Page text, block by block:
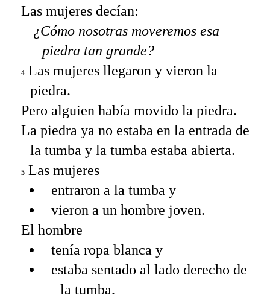
Las mujeres decían:
¿Cómo nosotras moveremos esa
piedra tan grande?
4 Las mujeres llegaron y vieron la
piedra.
Pero alguien había movido la piedra.
La piedra ya no estaba en la entrada de
la tumba y la tumba estaba abierta.
5 Las mujeres
entraron a la tumba y
vieron a un hombre joven.
El hombre
tenía ropa blanca y
estaba sentado al lado derecho de
la tumba.